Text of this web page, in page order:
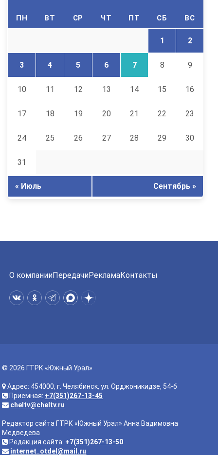
ПН ВТ СР ЧТ ПТ СБ ВС
1 2
3 4 5 6 7 8 9
10 11 12 13 14 15 16
17 18 19 20 21 22 23
24 25 26 27 28 29 30
31
« Июль Сентябрь »
О компанииПередачиРекламаКонтакты
© 2026 ГТРК «Южный Урал»
Адрес: 454000, г. Челябинск, ул. Орджоникидзе, 54-б
Приемная: +7(351)267-13-45
cheltv@cheltv.ru
Редактор сайта ГТРК «Южный Урал» Анна Вадимовна
Медведева
Редакция сайта: +7(351)267-13-50
internet_otdel@mail.ru